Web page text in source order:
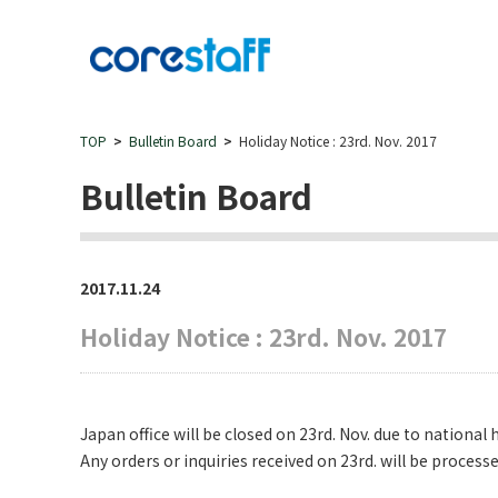
TOP Bulletin Board Holiday Notice : 23rd. Nov. 2017
Bulletin Board
2017.11.24
Holiday Notice : 23rd. Nov. 2017
Japan office will be closed on 23rd. Nov. due to national
Any orders or inquiries received on 23rd. will be